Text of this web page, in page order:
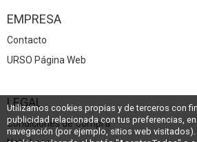
Utilizamos cookies propias y de terceros con
publicidad relacionada con tus preferencias,
navegación (por ejemplo, sitios web visitados).
EMPRESA
Contacto
URSO Página Web
LEGAL
Condiciones de Compra